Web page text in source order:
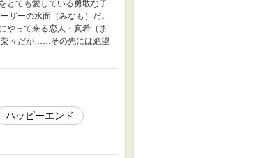
とても愛している勇敢な子
ーの水面（みなも）だ。
やって来る恋人・真希（ま
々だが……その先には絶望
ハッピーエンド